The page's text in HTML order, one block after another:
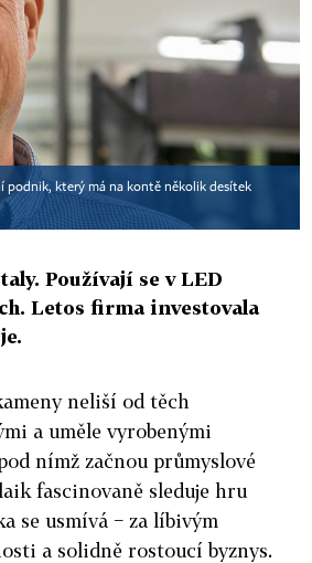
podnik, který má na kontě několik desítek
Používají se v LED
Letos firma investovala
neliší od těch
a uměle vyrobenými
nímž začnou průmyslové
fascinovaně sleduje hru
se usmívá − za líbivým
a solidně rostoucí byznys.